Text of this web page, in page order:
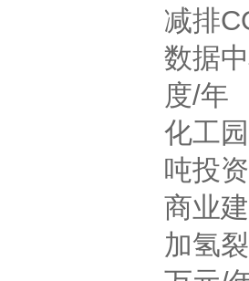
减排
数据
度/年
化工
吨投
商业
加氢